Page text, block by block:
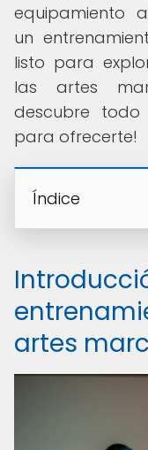
equipamiento
un
listo para
las artes
descubre
para ofrecerte!
Índice
artes